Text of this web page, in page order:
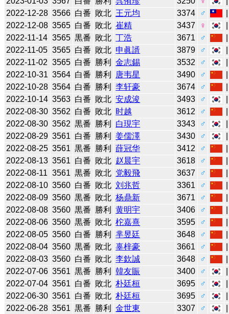
2022-12-28 3566 白番 敗北 王元均 3374 ♂
2022-12-08 3565 白番 敗北 崔精 3437 ♀
2022-11-14 3565 黒番 敗北 丁浩 3671 ♂
2022-11-05 3565 白番 敗北 申眞諝 3879 ♂
2022-11-02 3565 白番 勝利 金志錫 3532 ♂
2022-10-31 3564 白番 勝利 唐韦星 3490 ♂
2022-10-28 3564 白番 勝利 李轩豪 3674 ♂
2022-10-14 3563 白番 敗北 安成浚 3493 ♂
2022-08-30 3562 白番 敗北 时越 3612 ♂
2022-08-30 3562 黒番 勝利 白現宇 3343 ♂
2022-08-29 3561 白番 勝利 姜儒澤 3430 ♂
2022-08-25 3561 黒番 勝利 薛冠华 3412 ♂
2022-08-13 3561 白番 敗北 赵晨宇 3618 ♂
2022-08-11 3561 黒番 敗北 党毅飛 3637 ♂
2022-08-10 3560 白番 敗北 刘兆哲 3361 ♂
2022-08-09 3560 黒番 敗北 杨鼎新 3671 ♂
2022-08-08 3560 黒番 勝利 黄明宇 3406 ♂
2022-08-06 3560 黒番 敗北 柁嘉熹 3595 ♂
2022-08-05 3560 白番 勝利 芈昱廷 3648 ♂
2022-08-04 3560 黒番 敗北 辜梓豪 3661 ♂
2022-08-03 3560 白番 敗北 李欽誠 3648 ♂
2022-07-06 3561 黒番 勝利 韓友賑 3400 ♂
2022-07-04 3561 白番 敗北 朴廷桓 3695 ♂
2022-06-30 3561 白番 敗北 朴廷桓 3695 ♂
2022-06-28 3561 黒番 勝利 金世東 3307 ♂